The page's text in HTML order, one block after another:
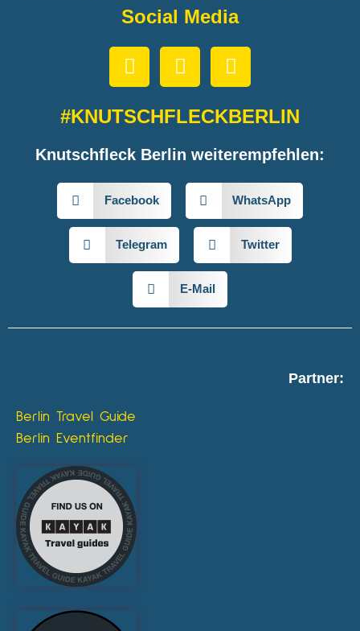
Social Media
#KNUTSCHFLECKBERLIN
Knutschfleck Berlin weiterempfehlen:
Facebook WhatsApp
Telegram Twitter
E-Mail
Partner:
Berlin Travel Guide
Berlin Eventfinder